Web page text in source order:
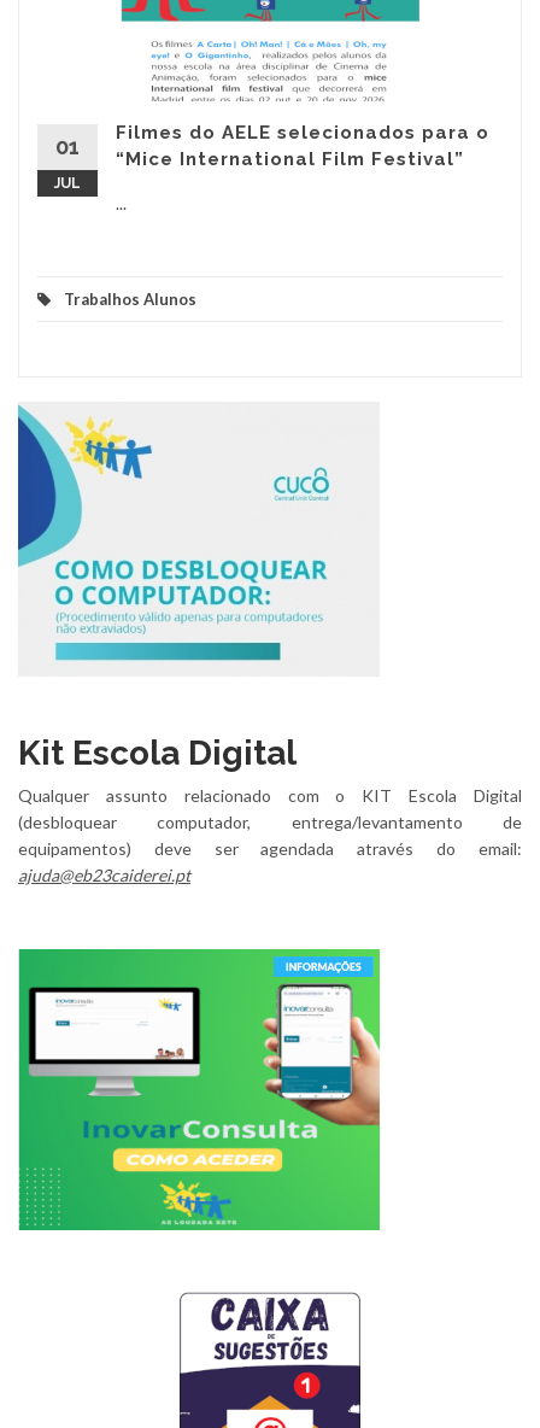
01
JUL
Filmes do AELE selecionados para o
“Mice International Film Festival”
...
Trabalhos Alunos
Kit Escola Digital
Qualquer assunto relacionado com o KIT Escola Digital
(desbloquear computador, entrega/levantamento de
equipamentos) deve ser agendada através do email:
ajuda@eb23caiderei.pt